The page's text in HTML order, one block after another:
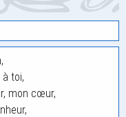
toi,
mon cœur,